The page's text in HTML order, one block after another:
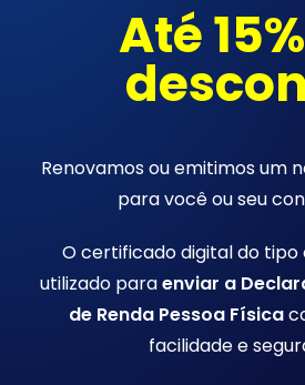
Até
Renovamos ou emitimos um
para você ou seu
O certificado digital do
utilizado paraenviar a
de Renda Pessoa Física
facilidade e